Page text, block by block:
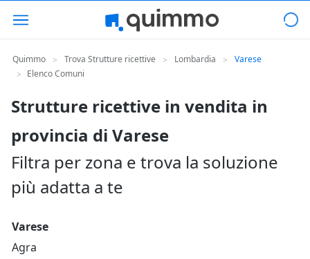
Quimmo > Trova Strutture ricettive > Lombardia >
Varese
> Elenco Comuni
Strutture ricettive in vendita in
provincia di Varese
Filtra per zona e trova la soluzione
più adatta a te
Varese
Agra